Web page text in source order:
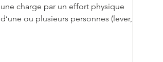
une charge par un effort physique
d’une ou plusieurs personnes (lever,